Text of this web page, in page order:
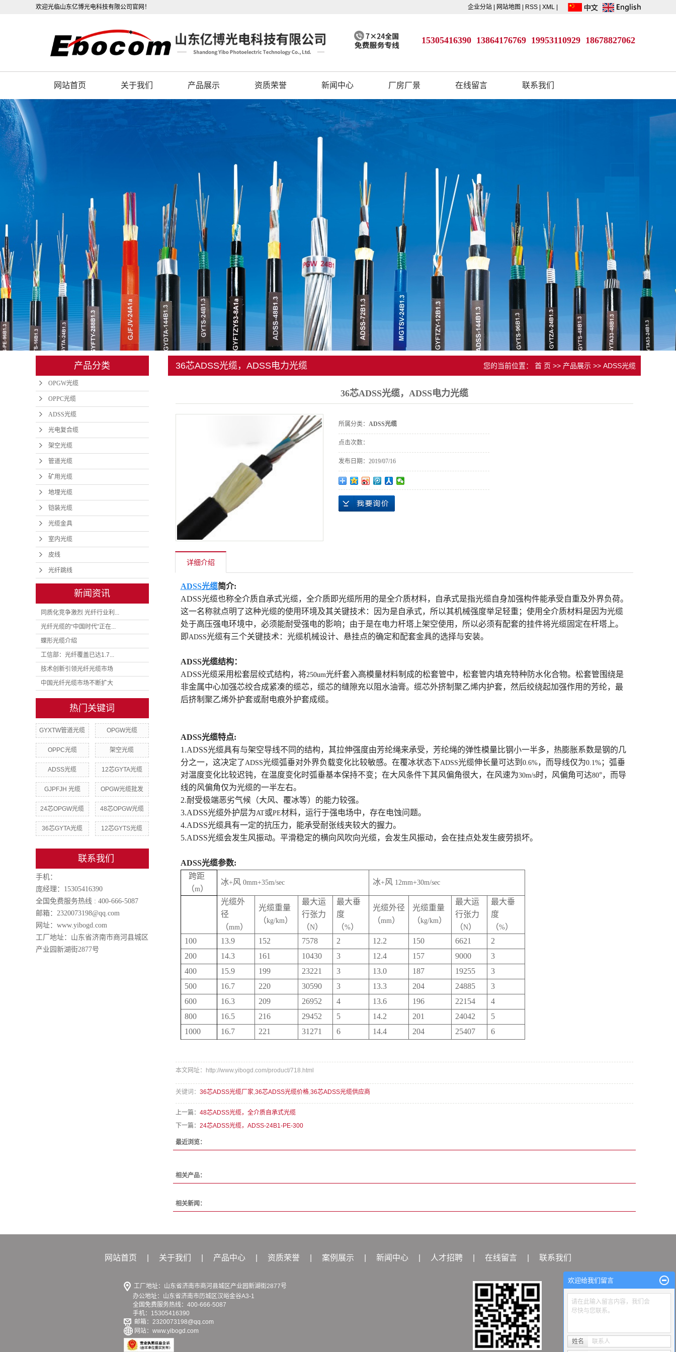
欢迎光临山东亿博光电科技有限公司官网！ 企业分站| 网站地图 RSS| XML|
15305416390 13864176769 19953110929 18678827062
网站首页 关于我们
公司概况
产品展示
OPGW光缆
OPPC光缆
光电复合缆
架空光缆
管道光缆
矿用光缆
地埋光缆
铠装光缆
光缆金具
室内光缆
皮线
资质荣誉 新闻中心
公司动态
行业资讯
厂房厂景 在线留言 联系我们
产品分类
OPGW光缆
OPPC光缆
ADSS光缆
光电复合缆
架空光缆
管道光缆
矿用光缆
地埋光缆
铠装光缆
光缆金具
室内光缆
皮线
光纤跳线
新闻资讯
同质化竞争激烈 光纤行业利...
光纤光缆的“中国时代”正在...
蝶形光缆介绍
工信部：光纤覆盖已达1.7...
技术创新引领光纤光缆市场
中国光纤光缆市场不断扩大
热门关键词
GYXTW管道光缆 OPGW光缆
OPPC光缆 架空光缆
ADSS光缆 12芯GYTA光缆
GJPFJH 光缆 OPGW光缆批发
24芯OPGW光缆 48芯OPGW光缆
36芯GYTA光缆 12芯GYTS光缆
联系我们
手机：
庞经理：15305416390
全国免费服务热线 : 400-666-5087
邮箱：2320073198@qq.com
网址：www.yibogd.com
工厂地址：山东省济南市商河县城区
产业园新湖街2877号
36芯ADSS光缆，ADSS电力光缆 您的当前位置： 首 页 >> 产品展示>> ADSS光缆
36芯ADSS光缆，ADSS电力光缆
所属分类： ADSS光缆
点击次数：
发布日期： 2019/07/16
详细介绍
ADSS光缆简介:
ADSS光缆也称全介质自承式光缆，全介质即光缆所用的是全介质材料，自承式是指光缆自身加强构件能承受自重及外界负荷。
这一名称就点明了这种光缆的使用环境及其关键技术：因为是自承式，所以其机械强度举足轻重；使用全介质材料是因为光缆
处于高压强电环境中，必须能耐受强电的影响；由于是在电力杆塔上架空使用，所以必须有配套的挂件将光缆固定在杆塔上。
即ADSS光缆有三个关键技术：光缆机械设计、悬挂点的确定和配套金具的选择与安装。
ADSS光缆结构：
ADSS光缆采用松套层绞式结构，将250um光纤套入高模量材料制成的松套管中，松套管内填充特种防水化合物。松套管围绕是
非金属中心加强芯绞合成紧凑的缆芯，缆芯的缝隙充以阻水油膏。缆芯外挤制聚乙烯内护套，然后绞绕起加强作用的芳纶，最
后挤制聚乙烯外护套或耐电痕外护套成缆。
ADSS光缆特点:
1.ADSS光缆具有与架空导线不同的结构，其拉伸强度由芳纶绳来承受，芳纶绳的弹性模量比钢小一半多，热膨胀系数是钢的几
分之一，这决定了ADSS光缆弧垂对外界负载变化比较敏感。在覆冰状态下ADSS光缆伸长量可达到 0.6%，而导线仅为0.1%；弧垂
对温度变化比较迟钝，在温度变化时弧垂基本保持不变；在大风条件下其风偏角很大，在风速为30m/s时，风偏角可达80°，而导
线的风偏角仅为光缆的一半左右。
2.耐受极端恶劣气候（大风、覆冰等）的能力较强。
3.ADSS光缆外护层为AT或PE材料，运行于强电场中，存在电蚀问题。
4.ADSS光缆具有一定的抗压力，能承受耐张线夹较大的握力。
5.ADSS光缆会发生风振动。平滑稳定的横向风吹向光缆，会发生风振动，会在挂点处发生疲劳损坏。
ADSS光缆参数:
跨距
（m）
冰+风 0mm+35m/sec 冰+风 12mm+30m/sec
光缆外
径
（mm）
光缆重量
（kg/km）
最大运
行张力
（N）
最大垂
度
（%）
光缆外径
（mm）
光缆重量
（kg/km）
最大运
行张力
（N）
最大垂
度
（%）
100
13.9 152 7578 2 12.2 150 6621
2
200
14.3 161 10430 3 12.4 157 9000
3
400
15.9 199 23221 3 13.0 187 19255
3
500
16.7 220 30590 3 13.3 204 24885
3
600
16.3 209 26952 4 13.6 196 22154
4
800
16.5 216 29452 5 14.2 201 24042
5
1000
16.7 221 31271 6 14.4 204 25407 6
本文网址：http://www.yibogd.com/product/718.html
关键词： 36芯ADSS光缆厂家,36芯ADSS光缆价格,36芯ADSS光缆供应商
上一篇： 48芯ADSS光缆，全介质自承式光缆
下一篇： 24芯ADSS光缆，ADSS-24B1-PE-300
最近浏览：
相关产品：
相关新闻：
网站首页 关于我们 产品中心 资质荣誉 案例展示 新闻中心 人才招聘 在线留言 联系我们
工厂地址：山东省济南市商河县城区产业园新湖街2877号
办公地址：山东省济南市历城区汉峪金谷A3-1
全国免费服务热线：400-666-5087
手机：15305416390
邮箱：2320073198@qq.com
网站：www.yibogd.com
欢迎给我们留言
请在此输入留言内容，我们会
尽快与您联系。
姓名 联系人